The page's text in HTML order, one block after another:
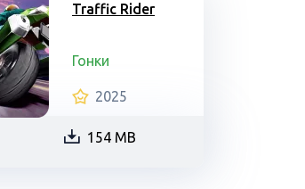
Traffic Rider
Гонки
2025
154 MB